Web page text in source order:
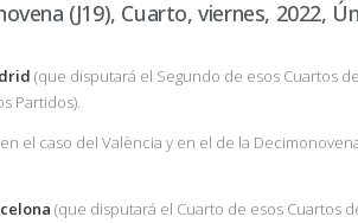
(J19), Cuarto, viernes, 2022,
(que disputará el Segundo de esos Cuartos
Partidos).
el caso del València y en el de la Decimonovena
(que disputará el Cuarto de esos Cuartos